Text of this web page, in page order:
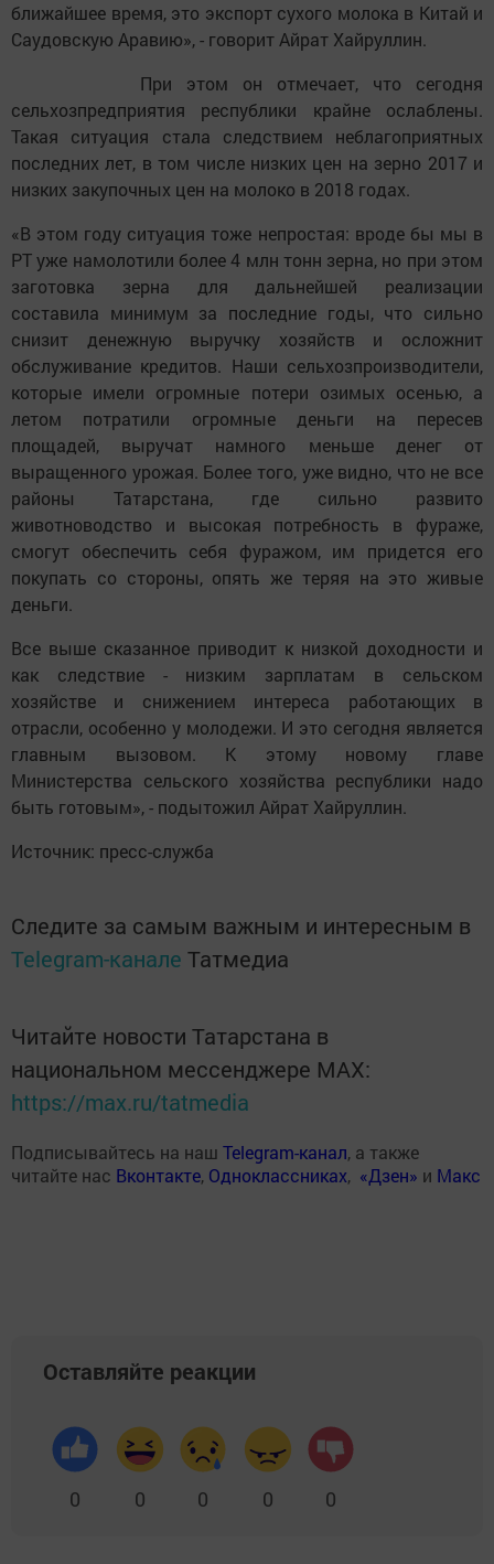
ближайшее время, это экспорт сухого молока в Китай и
Саудовскую Аравию», - говорит Айрат Хайруллин.
​ При этом он отмечает, что сегодня
сельхозпредприятия республики крайне ослаблены.
Такая ситуация стала следствием неблагоприятных
последних лет, в том числе низких цен на зерно 2017 и
низких закупочных цен на молоко в 2018 годах.
«В этом году ситуация тоже непростая: вроде бы мы в
РТ уже намолотили более 4 млн тонн зерна, но при этом
заготовка зерна для дальнейшей реализации
составила минимум за последние годы, что сильно
снизит денежную выручку хозяйств и осложнит
обслуживание кредитов. Наши сельхозпроизводители,
которые имели огромные потери озимых осенью, а
летом потратили огромные деньги на пересев
площадей, выручат намного меньше денег от
выращенного урожая. Более того, уже видно, что не все
районы Татарстана, где сильно развито
животноводство и высокая потребность в фураже,
смогут обеспечить себя фуражом, им придется его
покупать со стороны, опять же теряя на это живые
деньги.
Все выше сказанное приводит к низкой доходности и
как следствие - низким зарплатам в сельском
хозяйстве и снижением интереса работающих в
отрасли, особенно у молодежи. И это сегодня является
главным вызовом. К этому новому главе
Министерства сельского хозяйства республики надо
быть готовым», - подытожил Айрат Хайруллин.
Источник: пресс-служба
Следите за самым важным и интересным в
Telegram-канале Татмедиа
Читайте новости Татарстана в
национальном мессенджере MАХ:
https://max.ru/tatmedia
Подписывайтесь на наш Telegram-канал, а также
читайте нас Вконтакте, Одноклассниках, «Дзен» и Макс
Оставляйте реакции
0 0 0 0 0